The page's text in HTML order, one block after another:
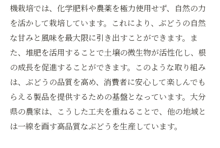
機栽培では、化学肥料や農薬を極力使用せず、自然の力
を活かして栽培しています。これにより、ぶどうの自然
な甘みと風味を最大限に引き出すことができます。ま
た、堆肥を活用することで土壌の微生物が活性化し、根
の成長を促進することができます。このような取り組み
は、ぶどうの品質を高め、消費者に安心して楽しんでも
らえる製品を提供するための基盤となっています。大分
県の農家は、こうした工夫を重ねることで、他の地域と
は一線を画す高品質なぶどうを生産しています。